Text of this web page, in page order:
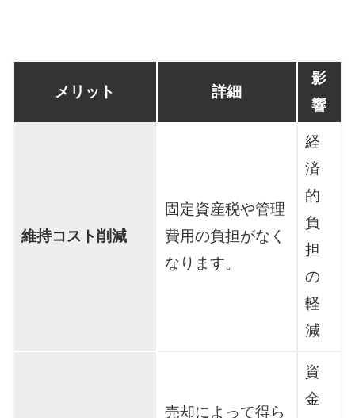
メリット 詳細
影
響
維持コスト削減
固定資産税や管理
費用の負担がなく
なります。
経
済
的
負
担
の
軽
減
売却によって得ら
資
金